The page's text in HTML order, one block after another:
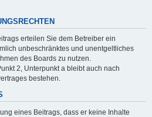
erteilen Sie dem Betreiber ein
unbeschränktes und unentgeltliches
des Boards zu nutzen.
2, Unterpunkt a bleibt auch nach
bestehen.
eines Beitrags, dass er keine Inhalte